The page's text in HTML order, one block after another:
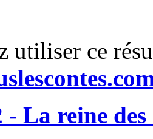
utiliser ce
La reine des